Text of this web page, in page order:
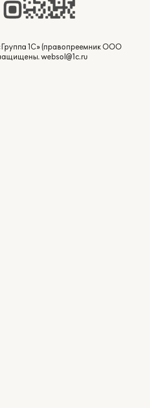
1С» (правопреемник ООО
websol@1c.ru